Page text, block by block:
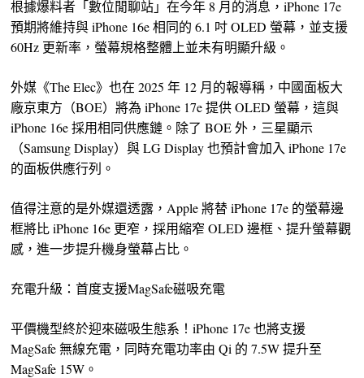
根據爆料者「數位閒聊站」在今年 8 月的消息，iPhone 17e
預期將維持與 iPhone 16e 相同的 6.1 吋 OLED 螢幕，並支援
60Hz 更新率，螢幕規格整體上並未有明顯升級。
外媒《The Elec》也在 2025 年 12 月的報導稱，中國面板大
廠京東方（BOE）將為 iPhone 17e 提供 OLED 螢幕，這與
iPhone 16e 採用相同供應鏈。除了 BOE 外，三星顯示
（Samsung Display）與 LG Display 也預計會加入 iPhone 17e
的面板供應行列。
值得注意的是外媒還透露，Apple 將替 iPhone 17e 的螢幕邊
框將比 iPhone 16e 更窄，採用縮窄 OLED 邊框、提升螢幕觀
感，進一步提升機身螢幕占比。
充電升級：首度支援MagSafe磁吸充電
平價機型終於迎來磁吸生態系！iPhone 17e 也將支援
MagSafe 無線充電，同時充電功率由 Qi 的 7.5W 提升至
MagSafe 15W。